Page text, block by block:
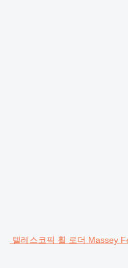
텔레스코픽 휠 로더 Massey